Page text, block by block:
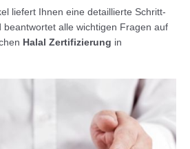
liefert Ihnen eine detaillierte Schritt-
beantwortet alle wichtigen Fragen auf
Halal Zertifizierung in